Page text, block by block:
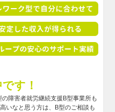
す！
障害者就労継続支援B型事業所も
いなと思う方は、B型のご相談も